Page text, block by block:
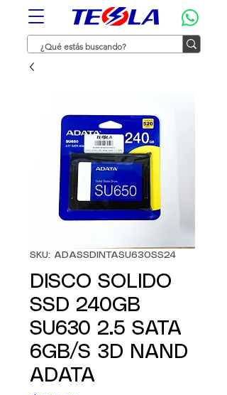
SKU: ADASSDINTASU630SS24
DISCO SOLIDO
SSD 240GB
SU630 2.5 SATA
6GB/S 3D NAND
ADATA